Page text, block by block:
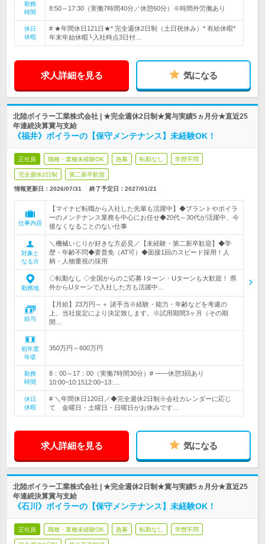
勤務
時間
8:50～17:30（実働7時間40分／休憩60分）※時間外労働あり
休日
休暇
# ★年間休日121日★* 完全週休2日制（土日祝休み）* 有給休暇*
年末年始休暇└入社時点3日付…
求人詳細を見る 気になる
北陸ボイラー工業株式会社 | ★完全週休2日制★賞与実績5ヵ月分★直近25
年連続決算賞与支給
《福井》ボイラーの【保守メンテナンス】未経験OK！
正社員 職種・業種未経験OK 急募 転勤なし 学歴不問
完全週休2日制 第二新卒歓迎
情報更新日：2026/07/31 終了予定日： 2027/01/21
仕事内容
【マイナビ転職から入社した先輩も活躍中】◆プラントやボイラ
ーのメンテナンス業務を中心にお任せ◆20代～30代が活躍中、今
後なくなることのない仕事
対象と
なる方
＼機械いじりが好きな方必見／【未経験・第二新卒歓迎】◆学
歴・年齢不問◆要普免（AT可）◆面接1回のスピード採用！人
柄・人物重視の採用
勤務地
◇転勤なし ◇全国からのご応募 Iターン・Uターンも大歓迎！ 県
外からUターンで入社した方も活躍中…
給与
【月給】23万円～＋ 諸手当※経験・能力・年齢などを考慮の
上、当社規定により決定致します。※試用期間3ヶ月（その期
間…
初年度
年収
350万円～600万円
勤務
時間
8：00～17：00（実働7時間30分）# ――休憩3回あり
10:00~10:1512:00~13:…
休日
休暇
# ＼年間休日120日／◆完全週休2日制※会社カレンダーに応じ
て 金曜日・土曜日・日曜日がお休みです…
求人詳細を見る 気になる
北陸ボイラー工業株式会社 | ★完全週休2日制★賞与実績5ヵ月分★直近25
年連続決算賞与支給
《石川》ボイラーの【保守メンテナンス】未経験OK！
正社員 職種・業種未経験OK 急募 転勤なし 学歴不問